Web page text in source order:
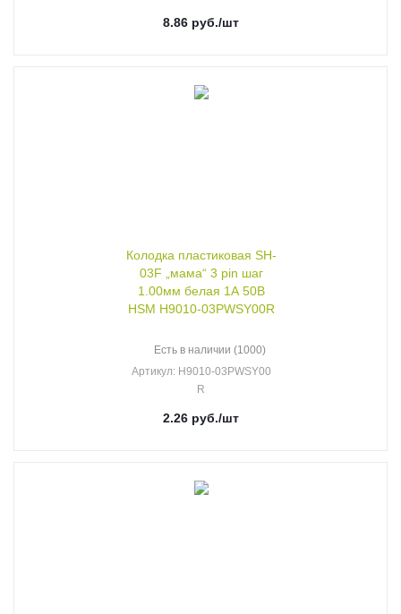
8.86 руб./шт
Колодка пластиковая SH-
03F „мама“ 3 pin шаг
1.00мм белая 1А 50В
HSM H9010-03PWSY00R
Есть в наличии (1000)
Артикул: H9010-03PWSY00
R
2.26 руб./шт